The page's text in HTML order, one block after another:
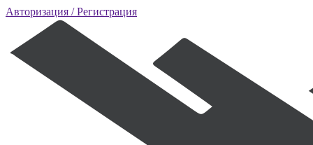
Авторизация / Регистрация